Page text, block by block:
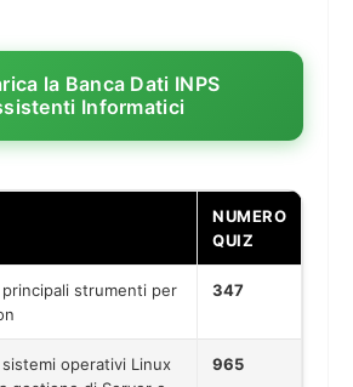
la Banca Dati INPS
Informatici
NUMERO
QUIZ
strumenti per
347
operativi Linux
965